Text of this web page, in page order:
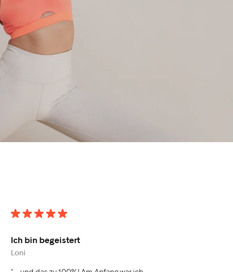
Ich bin begeistert
Loni